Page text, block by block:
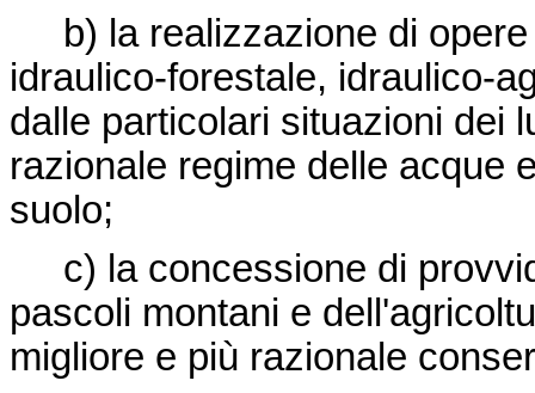
b) la realizzazione di opere
idraulico-forestale, idraulico-
dalle particolari situazioni dei
razionale regime delle acque
suolo;
c) la concessione di
pascoli montani e
migliore e più razionale